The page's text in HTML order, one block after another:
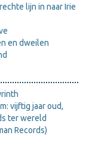
lijn in naar Irie
en dweilen
vijftig jaar oud,
ter wereld
Records)